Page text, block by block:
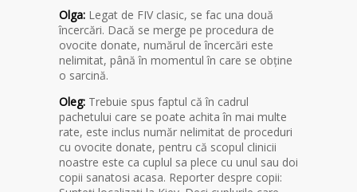
Olga: Legat de FIV clasic, se fac una două
încercări. Dacă se merge pe procedura de
ovocite donate, numărul de încercări este
nelimitat, până în momentul în care se obține
o sarcină.
Oleg: Trebuie spus faptul că în cadrul
pachetului care se poate achita în mai multe
rate, este inclus număr nelimitat de proceduri
cu ovocite donate, pentru că scopul clinicii
noastre este ca cuplul sa plece cu unul sau doi
copii sanatosi acasa. Reporter despre copii: